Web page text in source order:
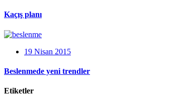
Kaçış planı
19 Nisan 2015
Beslenmede yeni trendler
Etiketler